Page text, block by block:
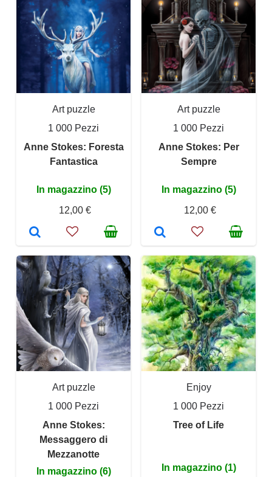
Art puzzle
1 000 Pezzi
Anne Stokes: Foresta
Fantastica
In magazzino (5)
12,00 €
Art puzzle
1 000 Pezzi
Anne Stokes: Per
Sempre
In magazzino (5)
12,00 €
Art puzzle
1 000 Pezzi
Anne Stokes:
Messaggero di
Mezzanotte
In magazzino (6)
Enjoy
1 000 Pezzi
Tree of Life
In magazzino (1)